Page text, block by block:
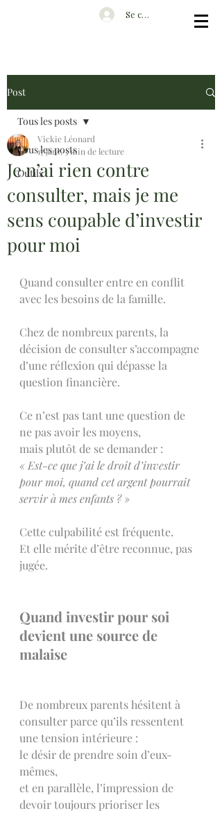
Se connecter
Post
Tous les posts
Outils
Tous les posts
Je n’ai rien contre
consulter, mais je me
sens coupable d’investir
pour moi
Vickie Léonard
17 janv. 3 min de lecture
Quand consulter entre en conflit
avec les besoins de la famille.
Chez de nombreux parents, la
décision de consulter s’accompagne
d’une réflexion qui dépasse la
question financière.
Ce n’est pas tant une question de
ne pas avoir les moyens,
mais plutôt de se demander :
« Est-ce que j’ai le droit d’investir
pour moi, quand cet argent pourrait
servir à mes enfants ? »
Cette culpabilité est fréquente.
Et elle mérite d’être reconnue, pas
jugée.
Quand investir pour soi
devient une source de
malaise
De nombreux parents hésitent à
consulter parce qu’ils ressentent
une tension intérieure :
le désir de prendre soin d’eux-
mêmes,
et en parallèle, l’impression de
devoir toujours prioriser les